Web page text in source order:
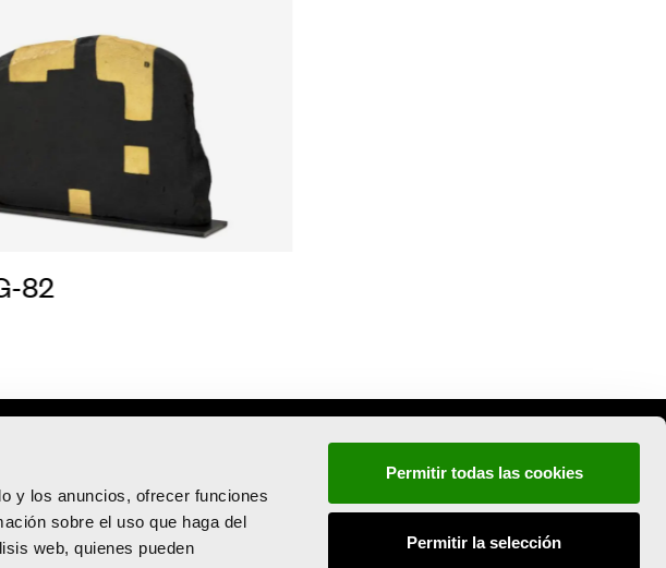
y los anuncios, ofrecer funciones
sobre el uso que haga del
web, quienes pueden
Permitir todas las cookies
Permitir la selección
82